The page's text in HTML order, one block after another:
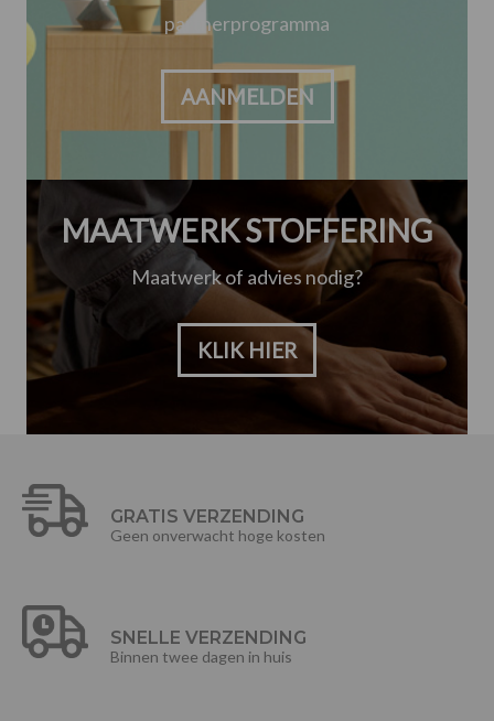
partnerprogramma
AANMELDEN
MAATWERK STOFFERING
Maatwerk of advies nodig?
KLIK HIER
GRATIS VERZENDING
Geen onverwacht hoge kosten
SNELLE VERZENDING
Binnen twee dagen in huis